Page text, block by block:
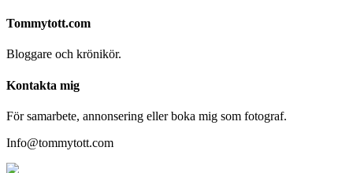
Tommytott.com
Bloggare och krönikör.
Kontakta mig
För samarbete, annonsering eller boka mig som fotograf.
Info@tommytott.com